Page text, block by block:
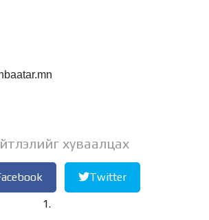
хуваалцах
Twitter